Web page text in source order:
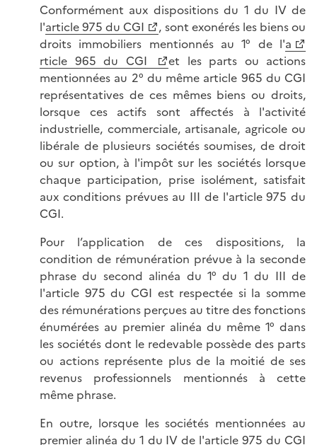
Conformément aux dispositions du 1 du IV de
l'article 975 du CGI
, sont exonérés les biens ou
droits immobiliers mentionnés au 1° de l'a
rticle 965 du CGI
et les parts ou actions
mentionnées au 2° du même article 965 du CGI
représentatives de ces mêmes biens ou droits,
lorsque ces actifs sont affectés à l'activité
industrielle, commerciale, artisanale, agricole ou
libérale de plusieurs sociétés soumises, de droit
ou sur option, à l'impôt sur les sociétés lorsque
chaque participation, prise isolément, satisfait
aux conditions prévues au III de l'article 975 du
CGI.
Pour l’application de ces dispositions, la
condition de rémunération prévue à la seconde
phrase du second alinéa du 1° du 1 du III de
l'article 975 du CGI est respectée si la somme
des rémunérations perçues au titre des fonctions
énumérées au premier alinéa du même 1° dans
les sociétés dont le redevable possède des parts
ou actions représente plus de la moitié de ses
revenus professionnels mentionnés à cette
même phrase.
En outre, lorsque les sociétés mentionnées au
premier alinéa du 1 du IV de l'article 975 du CGI